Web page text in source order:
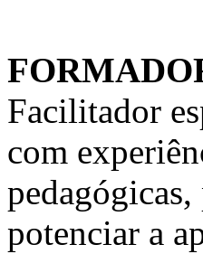
Facilitador
com
pedagógicas,
potenciar a